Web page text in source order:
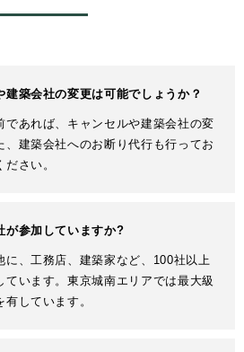
建築会社の変更は可能でしょうか？
であれば、キャンセルや建築会社の変
、建築会社へのお断り代行も行ってお
さい。
が参加していますか?
に、工務店、建築家など、100社以上
ています。東京城南エリアでは最大級
しています。